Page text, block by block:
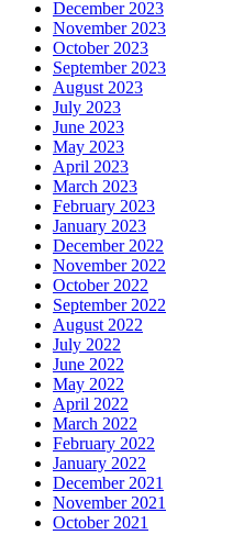
December 2023
November 2023
October 2023
September 2023
August 2023
July 2023
June 2023
May 2023
April 2023
March 2023
February 2023
January 2023
December 2022
November 2022
October 2022
September 2022
August 2022
July 2022
June 2022
May 2022
April 2022
March 2022
February 2022
January 2022
December 2021
November 2021
October 2021